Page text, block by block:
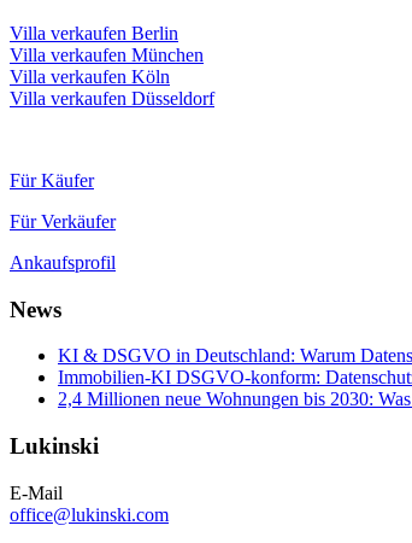
Villa verkaufen Berlin
Villa verkaufen München
Villa verkaufen Köln
Villa verkaufen Düsseldorf
Für Käufer
Für Verkäufer
Ankaufsprofil
News
KI & DSGVO in Deutschland: Warum
Immobilien-KI DSGVO-konform:
2,4 Millionen neue Wohnungen bis 2030:
Lukinski
E-Mail
office@lukinski.com